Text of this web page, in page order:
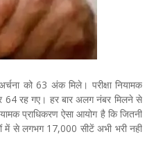
को 63 अंक मिले। परीक्षा नियामक
64 रह गए। हर बार अलग नंबर मिलने से
प्राधिकरण ऐसा आयोग है कि जितनी
में से लगभग 17,000 सीटें अभी भरी नहीं